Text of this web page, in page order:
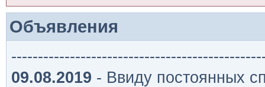
Объявления
09.08.2019 - Ввиду постоянных